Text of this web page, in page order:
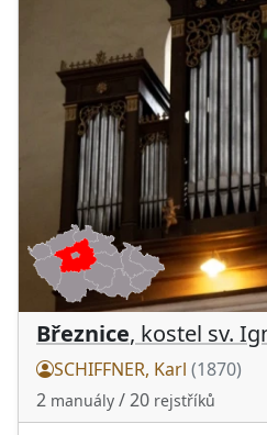
Březnice, kostel sv.
SCHIFFNER, Karl (1870)
2 manuály / 20 rejstříků